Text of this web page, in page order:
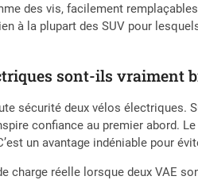
des vis, facilement
à la plupart des SUV pour
sont-ils vraiment
sécurité deux vélos électriques.
confiance au premier abord.
un avantage indéniable pour
charge réelle lorsque deux VAE